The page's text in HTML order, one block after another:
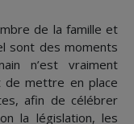
de la famille et
sont des moments
n’est vraiment
de mettre en place
afin de célébrer
la législation, les